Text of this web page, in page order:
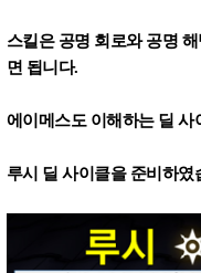
스킬은 공명 회로와 공명
면 됩니다.
에이메스도 이해하는 딜
루시 딜 사이클을 준비하였